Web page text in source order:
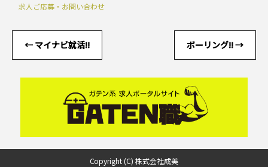
求人ご応募・お問い合わせ
← マイナビ就活!! ボーリング!!→
Copyright (C) 株式会社成美